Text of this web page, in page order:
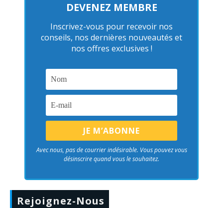
DEVENEZ MEMBRE
Inscrivez-vous pour recevoir nos
conseils, nos dernières nouveautés et
nos offres exclusives !
Avec nous, pas de courrier indésirable. Vous pouvez vous
désinscrire quand vous le souhaitez.
Rejoignez-Nous